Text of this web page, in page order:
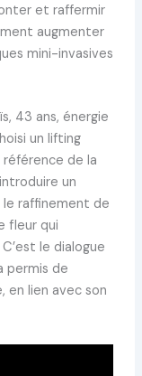
et raffermir
augmenter
mini-invasives
43 ans, énergie
un lifting
de la
un
raffinement de
fleur qui
le dialogue
permis de
lien avec son